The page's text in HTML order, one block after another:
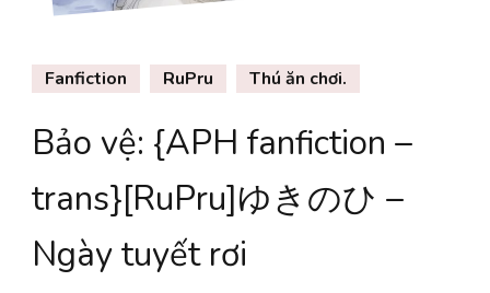
Fanfiction RuPru Thú ăn chơi.
Bảo vệ: {APH fanfiction –
trans}[RuPru]ゆきのひ –
Ngày tuyết rơi